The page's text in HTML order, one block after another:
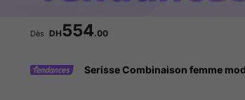
Dès DH554.00
Serisse Combinaison femme